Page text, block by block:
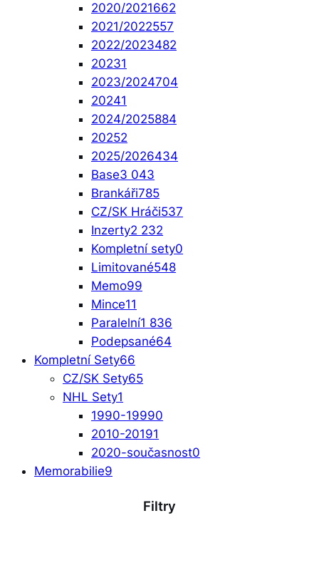
2020/2021662
2021/2022557
2022/2023482
20231
2023/2024704
20241
2024/2025884
20252
2025/2026434
Base3 043
Brankáři785
CZ/SK Hráči537
Inzerty2 232
Kompletní sety0
Limitované548
Memo99
Mince11
Paralelní1 836
Podepsané64
Kompletní Sety66
CZ/SK Sety65
NHL Sety1
1990-19990
2010-20191
2020-současnost0
Memorabilie9
Filtry